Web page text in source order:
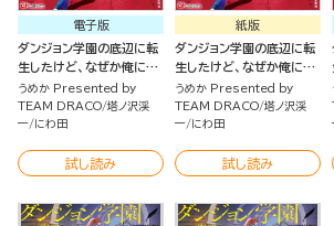
電子版
ダンジョン学園の底辺に転
生したけど、なぜか俺には
攻略本がある（1）
うめか Presented by
TEAM DRACO 塔ノ沢渓
一 にわ田
試し読み
紙版
ダンジョン学園の底辺に転
生したけど、なぜか俺には
攻略本がある（1）
うめか Presented by
TEAM DRACO 塔ノ沢渓
一 にわ田
試し読み